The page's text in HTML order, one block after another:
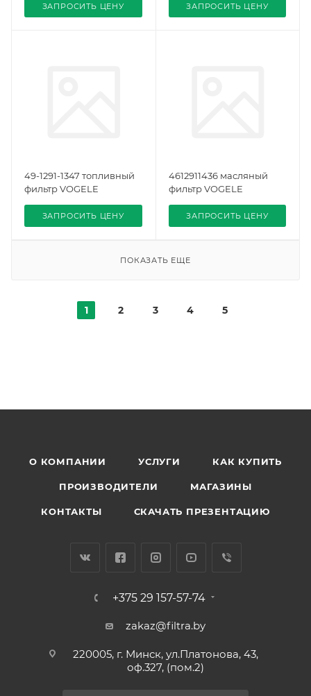
ЗАПРОСИТЬ ЦЕНУ ЗАПРОСИТЬ ЦЕНУ
49-1291-1347 топливный
фильтр VOGELE
ЗАПРОСИТЬ ЦЕНУ
4612911436 масляный
фильтр VOGELE
ЗАПРОСИТЬ ЦЕНУ
ПОКАЗАТЬ ЕЩЕ
1 2 3 4 5
О КОМПАНИИ УСЛУГИ КАК КУПИТЬ
ПРОИЗВОДИТЕЛИ МАГАЗИНЫ
КОНТАКТЫ СКАЧАТЬ ПРЕЗЕНТАЦИЮ
+375 29 157-57-74
zakaz@filtra.by
220005, г. Минск, ул.Платонова, 43,
оф.327, (пом.2)